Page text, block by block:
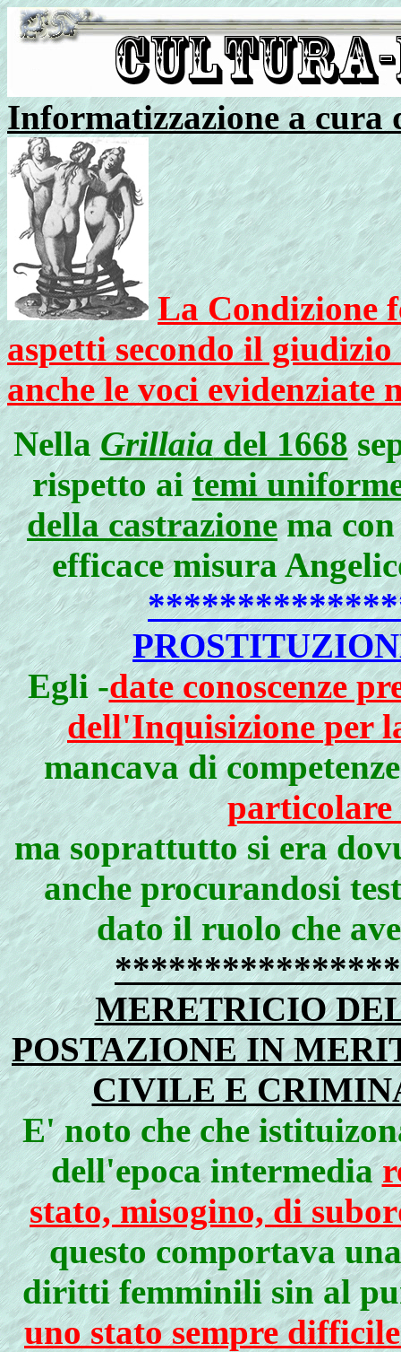
Informatizzazione a cura
La Condizione
aspetti secondo il
anche le voci evidenziate
NellaGrillaiadel 1668
rispetto aitemi
della castrazionema con
efficace misura
Egli -date conoscenze
dell'Inquisizione per
mancava di
particolare
ma soprattutto si era
anche procurandosi
dato il ruolo che
MERETRICIO
POSTAZIONE IN
CIVILE E
E' noto che che
dell'epoca intermedia
stato, misogino, di
questo comportava
diritti femminili sin al
uno stato sempre